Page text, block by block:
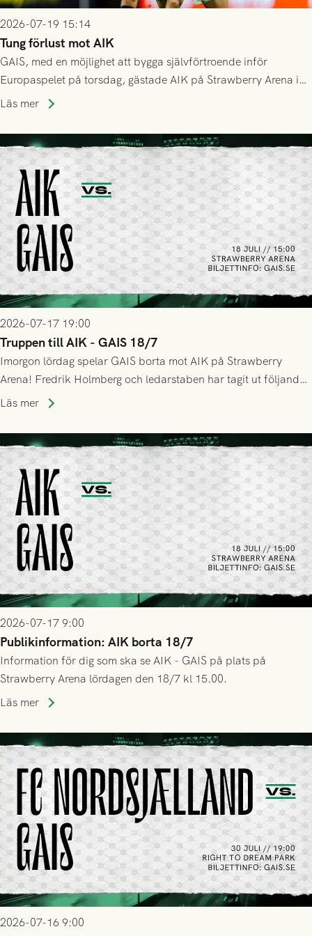
2026-07-19 15:14
Tung förlust mot AIK
GAIS, med en möjlighet att bygga självförtroende inför
Europaspelet på torsdag, gästade AIK på Strawberry Arena i
Stockholm . Men trots konstant hotande i första halvlek av
lyckades få in 2-0.
Läs mer
2026-07-17 19:00
Truppen till AIK - GAIS 18/7
Imorgon lördag spelar GAIS borta mot AIK på Strawberry
Arena! Fredrik Holmberg och ledarstaben har tagit ut följande
trupp till matchen:
Läs mer
2026-07-17 9:00
Publikinformation: AIK borta 18/7
Information för dig som ska se AIK - GAIS på plats på
Strawberry Arena lördagen den 18/7 kl 15.00.
Läs mer
2026-07-16 9:00